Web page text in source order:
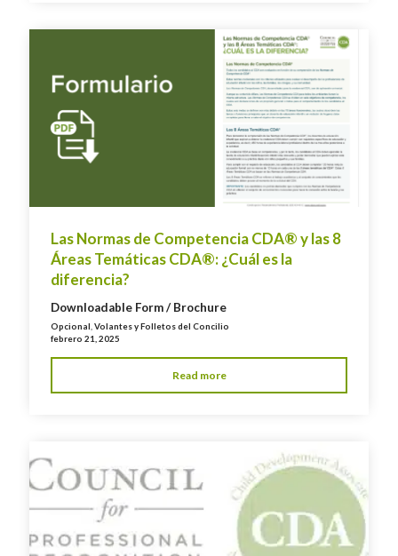
Las Normas de Competencia CDA® y las 8
Áreas Temáticas CDA®: ¿Cuál es la
diferencia?
Downloadable Form / Brochure
Opcional ,Volantes y Folletos del Concilio
febrero 21, 2025
Read more